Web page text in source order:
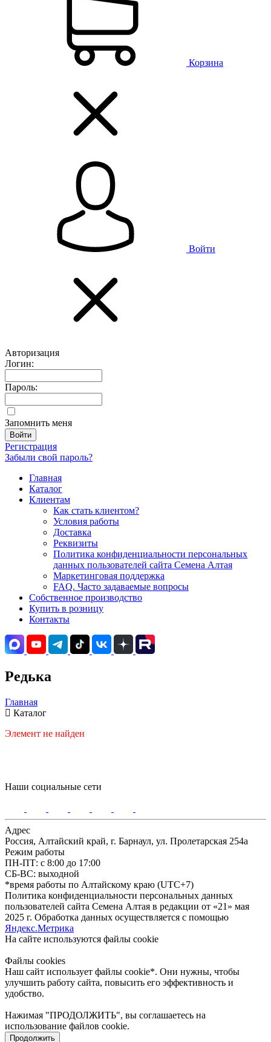
Корзина
Войти
Авторизация
Логин:
Пароль:
Запомнить меня
Регистрация
Забыли свой пароль?
Главная
Каталог
Клиентам
Как стать клиентом?
Условия работы
Доставка
Реквизиты
Политика конфиденциальности персональных
данных пользователей сайта Семена Алтая
Маркетинговая поддержка
FAQ. Часто задаваемые вопросы
Собственное производство
Купить в розницу
Контакты
Редька
Главная
Каталог
Элемент не найден
Наши социальные сети
Адрес
Россия, Алтайский край, г. Барнаул, ул. Пролетарская 254а
Режим работы
ПН-ПТ: с 8:00 до 17:00
СБ-ВС: выходной
*время работы по Алтайскому краю (UTC+7)
Политика конфиденциальности персональных данных
пользователей сайта Семена Алтая в редакции от «21» мая
2025 г. Обработка данных осуществляется с помощью
Яндекс.Метрика
На сайте используются файлы сookie
Файлы cookies
Наш сайт использует файлы cookie*. Они нужны, чтобы
улучшить работу сайта, повысить его эффективность и
удобство.
Нажимая "ПРОДОЛЖИТЬ", вы соглашаетесь на
использование файлов cookie.
Продолжить